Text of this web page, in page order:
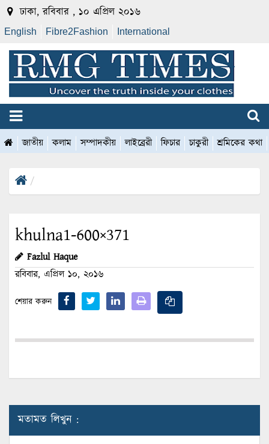
ঢাকা, রবিবার , ১০ এপ্রিল ২০১৬
English Fibre2Fashion International
জাতীয় কলাম সম্পাদকীয় লাইব্রেরী ফিচার চাকুরী শ্রমিকের কথা
khulna1-600×371
Fazlul Haque
রবিবার, এপ্রিল ১০, ২০১৬
শেয়ার করুন
মতামত লিখুন :